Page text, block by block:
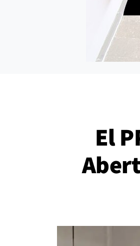
El